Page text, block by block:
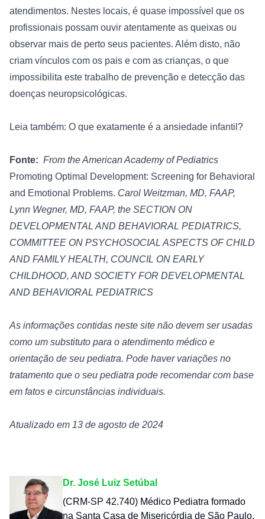
atendimentos. Nestes locais, é quase impossível que os
profissionais possam ouvir atentamente as queixas ou
observar mais de perto seus pacientes. Além disto, não
criam vínculos com os pais e com as crianças, o que
impossibilita este trabalho de prevenção e detecção das
doenças neuropsicológicas.
Leia também: O que exatamente é a ansiedade infantil?
Fonte:
Promoting Optimal Development: Screening for Behavioral
and Emotional Problems. Carol Weitzman, MD, FAAP,
Lynn Wegner, MD, FAAP, the SECTION ON
DEVELOPMENTAL AND BEHAVIORAL PEDIATRICS,
COMMITTEE ON PSYCHOSOCIAL ASPECTS OF CHILD
AND FAMILY HEALTH, COUNCIL ON EARLY
CHILDHOOD, AND SOCIETY FOR DEVELOPMENTAL
AND BEHAVIORAL PEDIATRICS
As informações contidas neste site não devem ser usadas
como um substituto para o atendimento médico e
orientação de seu pediatra. Pode haver variações no
tratamento que o seu pediatra pode recomendar com base
em fatos e circunstâncias individuais.
Atualizado em 13 de agosto de 2024
Dr. José Luiz Setúbal
(CRM-SP 42.740) Médico Pediatra formado
na Santa Casa de Misericórdia de São Paulo,